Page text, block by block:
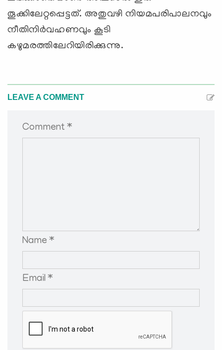
തൂക്കിലേറ്റപ്പെട്ടത്. അതുവഴി നിയമപരിപാലനവും
നീതിനിര്‍വഹണവും കൂടി
കഴുമരത്തിലേറിയിരിക്കുന്നു.
LEAVE A COMMENT
Comment *
Name *
Email *